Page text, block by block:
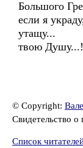
Большого
если я
утащу...
твою
© Copyright:
Свидетельство
Список